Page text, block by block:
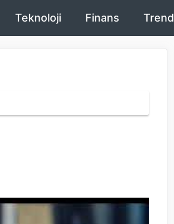
Teknoloji Finans Trend